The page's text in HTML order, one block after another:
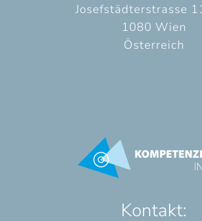
Josefstädterstrasse
1080 Wien
Österreich
Kontakt: